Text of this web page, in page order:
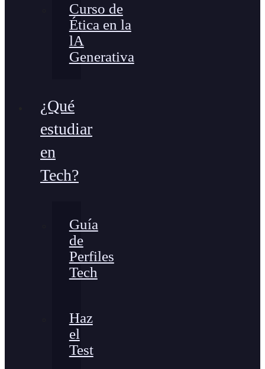
Curso de
Ética en la
lA
Generativa
¿Qué
estudiar
en
Tech?
Guía
de
Perfiles
Tech
Haz
el
Test